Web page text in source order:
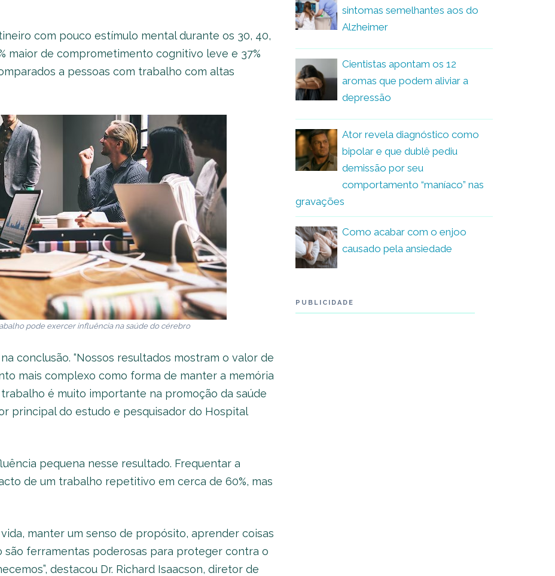
com pouco estímulo mental durante os 30, 40,
maior de comprometimento cognitivo leve e 37%
a pessoas com trabalho com altas
pode exercer influência na saúde do cérebro
conclusão. “Nossos resultados mostram o valor de
mais complexo como forma de manter a memória
é muito importante na promoção da saúde
principal do estudo e pesquisador do Hospital
pequena nesse resultado. Frequentar a
de um trabalho repetitivo em cerca de 60%, mas
manter um senso de propósito, aprender coisas
ferramentas poderosas para proteger contra o
destacou Dr. Richard Isaacson, diretor de
sintomas semelhantes aos do
Alzheimer
Cientistas apontam os 12
aromas que podem aliviar a
depressão
Ator revela diagnóstico como
bipolar e que dublê pediu
demissão por seu
comportamento “maníaco” nas
gravações
Como acabar com o enjoo
causado pela ansiedade
PUBLICIDADE